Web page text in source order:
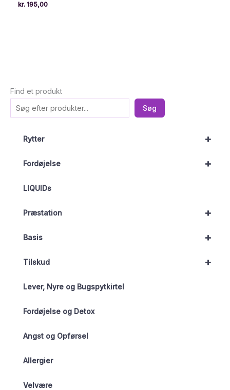
Find et produkt
Søg
+
Rytter
+
Fordøjelse
LIQUIDs
+
Præstation
+
Basis
+
Tilskud
Lever, Nyre og Bugspytkirtel
Fordøjelse og Detox
Angst og Opførsel
Allergier
Velvære
kr. 195,00